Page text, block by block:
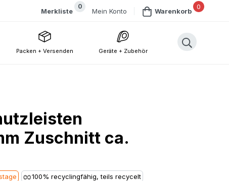
0
Merkliste Mein Konto
0
Warenkorb
Packen + Versenden Geräte + Zubehör
Zuschnitt ca.
100% recyclingfähig, teils recycelt